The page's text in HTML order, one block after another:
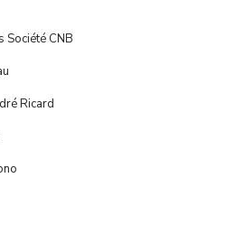
Société CNB
Ricard